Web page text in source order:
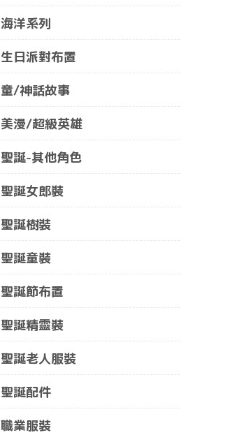
海洋系列
生日派對布置
童/神話故事
美漫/超級英雄
聖誕-其他角色
聖誕女郎裝
聖誕樹裝
聖誕童裝
聖誕節布置
聖誕精靈裝
聖誕老人服裝
聖誕配件
職業服裝